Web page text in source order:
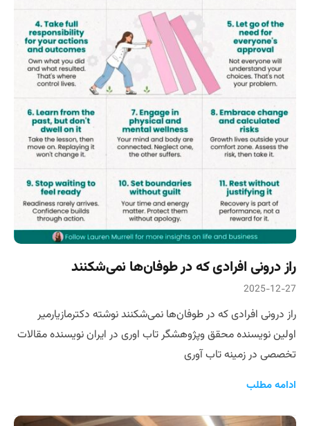
راز درونی افرادی که در طوفان‌ها نمی‌شکنند
2025-12-27
راز درونی افرادی که در طوفان‌ها نمی‌شکنند نوشته دکترمازیارمیر
اولین نویسنده محقق و‌پژوهشگر تاب اوری در ایران نویسنده مقالات
تخصصی در زمینه تاب آوری
ادامه مطلب